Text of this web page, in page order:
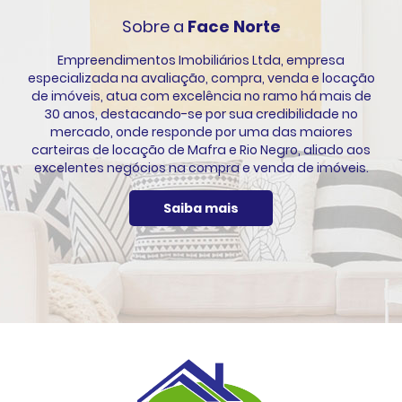
Sobre a Face Norte
Empreendimentos Imobiliários Ltda, empresa
especializada na avaliação, compra, venda e locação
de imóveis, atua com excelência no ramo há mais de
30 anos, destacando-se por sua credibilidade no
mercado, onde responde por uma das maiores
carteiras de locação de Mafra e Rio Negro, aliado aos
excelentes negócios na compra e venda de imóveis.
Saiba mais